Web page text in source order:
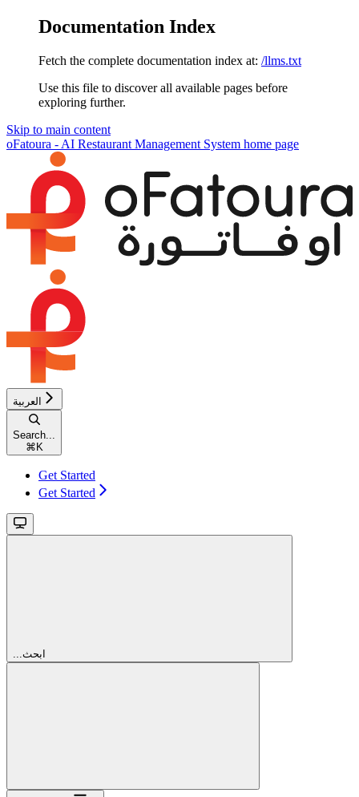
Documentation Index
Fetch the complete documentation index at: /llms.txt
Use this file to discover all available pages before
exploring further.
Skip to main content
oFatoura - AI Restaurant Management System home page
العربية
Search...
⌘K
Get Started
Get Started
...ابحث